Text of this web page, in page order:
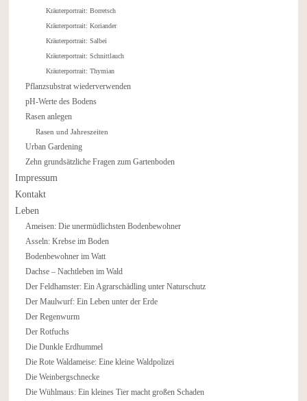
Kräuterportrait: Borretsch
Kräuterportrait: Koriander
Kräuterportrait: Salbei
Kräuterportrait: Schnittlauch
Kräuterportrait: Thymian
Pflanzsubstrat wiederverwenden
pH-Werte des Bodens
Rasen anlegen
Rasen und Jahreszeiten
Urban Gardening
Zehn grundsätzliche Fragen zum Gartenboden
Impressum
Kontakt
Leben
Ameisen: Die unermüdlichsten Bodenbewohner
Asseln: Krebse im Boden
Bodenbewohner im Watt
Dachse – Nachtleben im Wald
Der Feldhamster: Ein Agrarschädling unter Naturschutz
Der Maulwurf: Ein Leben unter der Erde
Der Regenwurm
Der Rotfuchs
Die Dunkle Erdhummel
Die Rote Waldameise: Eine kleine Waldpolizei
Die Weinbergschnecke
Die Wühlmaus: Ein kleines Tier macht großen Schaden